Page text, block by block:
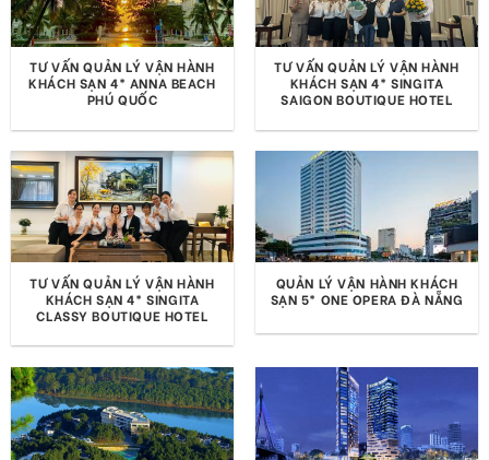
TƯ VẤN QUẢN LÝ VẬN HÀNH
KHÁCH SẠN 4* ANNA BEACH
PHÚ QUỐC
TƯ VẤN QUẢN LÝ VẬN HÀNH
KHÁCH SẠN 4* SINGITA
SAIGON BOUTIQUE HOTEL
TƯ VẤN QUẢN LÝ VẬN HÀNH
KHÁCH SẠN 4* SINGITA
CLASSY BOUTIQUE HOTEL
QUẢN LÝ VẬN HÀNH KHÁCH
SẠN 5* ONE OPERA ĐÀ NẴNG